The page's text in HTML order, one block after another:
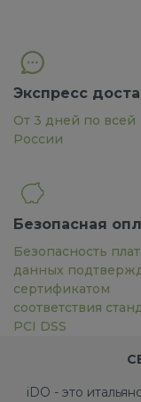
Экспресс
От 3 дней по всей
России
Безопасная
Безопасность
данных
сертификатом
соответствия
PCI DSS
iDO - это